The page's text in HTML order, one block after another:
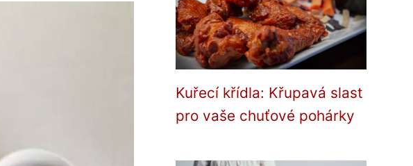
Kuřecí křídla: Křupavá slast
pro vaše chuťové pohárky